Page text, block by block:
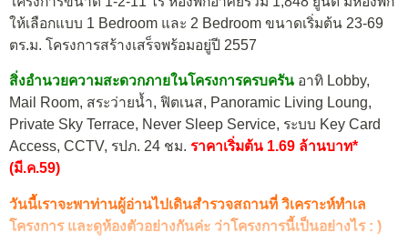
ให้เลือกแบบ 1 Bedroom และ 2 Bedroom ขนาดเริ่มต้น 23-69
ตร.ม. โครงการสร้างเสร็จพร้อมอยู่ปี 2557
สิ่งอำนวยความสะดวกภายในโครงการครบครัน อาทิ Lobby,
Mail Room, สระว่ายน้ำ, ฟิตเนส, Panoramic Living Loung,
Private Sky Terrace, Never Sleep Service, ระบบ Key Card
Access, CCTV, รปภ. 24 ชม. ราคาเริ่มต้น 1.69 ล้านบาท*
(มี.ค.59)
วันนี้เราจะพาท่านผู้อ่านไปเดินสำรวจสถานที่ วิเคราะห์ทำเล
โครงการ และดูห้องตัวอย่างกันค่ะ ว่าโครงการนี้เป็นอย่างไร : )